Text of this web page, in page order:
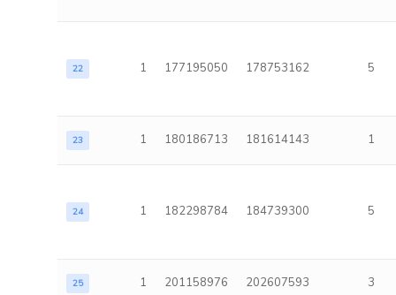
22 1 177195050 178753162 5
23 1 180186713 181614143 1
24 1 182298784 184739300 5
25 1 201158976 202607593 3